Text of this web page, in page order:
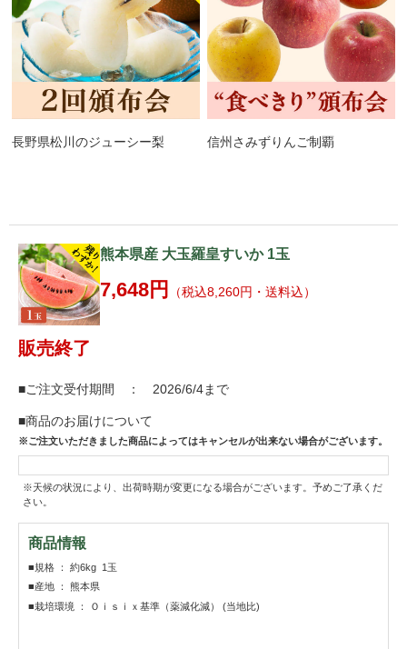
長野県松川のジューシー梨 信州さみずりんご制覇
熊本県産 大玉羅皇すいか 1玉
7,648円 （税込8,260円・送料込）
販売終了
■ご注文受付期間 ： 2026/6/4まで
■商品のお届けについて
※ご注文いただきました商品によってはキャンセルが出来ない場合がございます。
※天候の状況により、出荷時期が変更になる場合がございます。予めご了承くだ
さい。
商品情報
■規格 ： 約6kg 1玉
■産地 ： 熊本県
■栽培環境 ： Ｏｉｓｉｘ基準（薬減化減） (当地比)